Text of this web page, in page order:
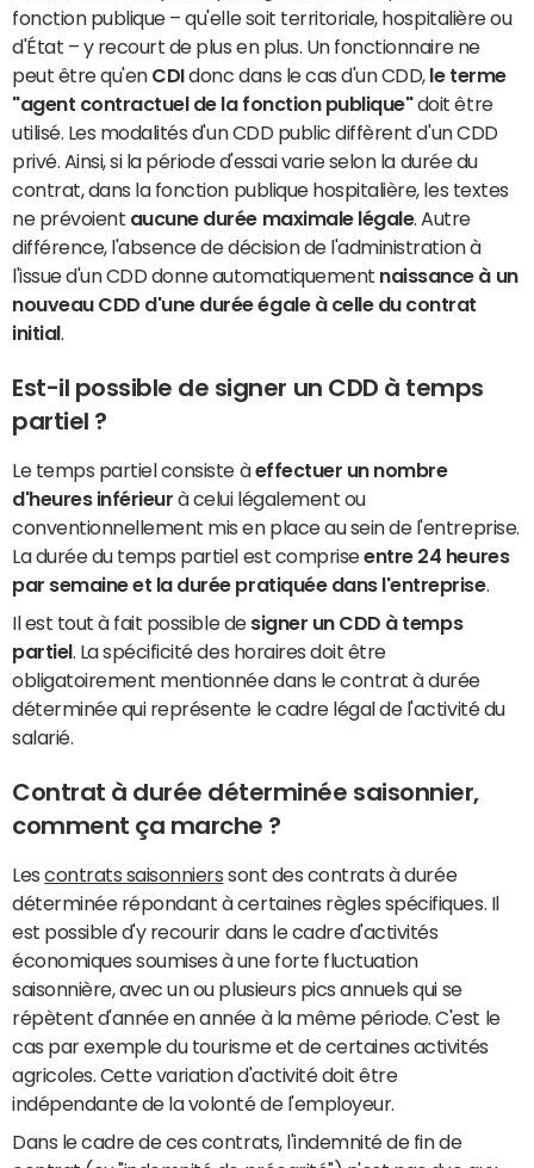
fonction publique – qu'elle soit territoriale, hospitalière ou
d'État – y recourt de plus en plus. Un fonctionnaire ne
peut être qu'en CDIdonc dans le cas d'un CDD, le terme
"agent contractuel de la fonction publique"doit être
utilisé. Les modalités d'un CDD public diffèrent d'un CDD
privé. Ainsi, si la période d'essai varie selon la durée du
contrat, dans la fonction publique hospitalière, les textes
ne prévoient aucune durée maximale légale. Autre
différence, l'absence de décision de l'administration à
l'issue d'un CDD donne automatiquement naissance à un
nouveau CDD d'une durée égale à celle du contrat
initial
Est-il possible de signer un CDD à temps
partiel ?
Le temps partiel consiste àeffectuer un nombre
d'heures inférieur à celui légalement ou
conventionnellement mis en place au sein de l'entreprise.
La durée du temps partiel est compriseentre 24 heures
par semaine et la durée pratiquée dans l'entreprise.
Il est tout à fait possible de signer un CDD à temps
partiel
. La spécificité des horaires doit être
obligatoirement mentionnée dans le contrat à durée
déterminée qui représente le cadre légal de l'activité du
salarié.
Contrat à durée déterminée saisonnier,
comment ça marche ?
Lescontrats saisonniers sont des contrats à durée
déterminée répondant à certaines règles spécifiques. Il
est possible d'y recourir dans le cadre d'activités
économiques soumises à une forte fluctuation
saisonnière, avec un ou plusieurs pics annuels qui se
répètent d'année en année à la même période. C'est le
cas par exemple du tourisme et de certaines activités
agricoles. Cette variation d'activité doit être
indépendante de la volonté de l'employeur.
Dans le cadre de ces contrats, l'indemnité de fin de